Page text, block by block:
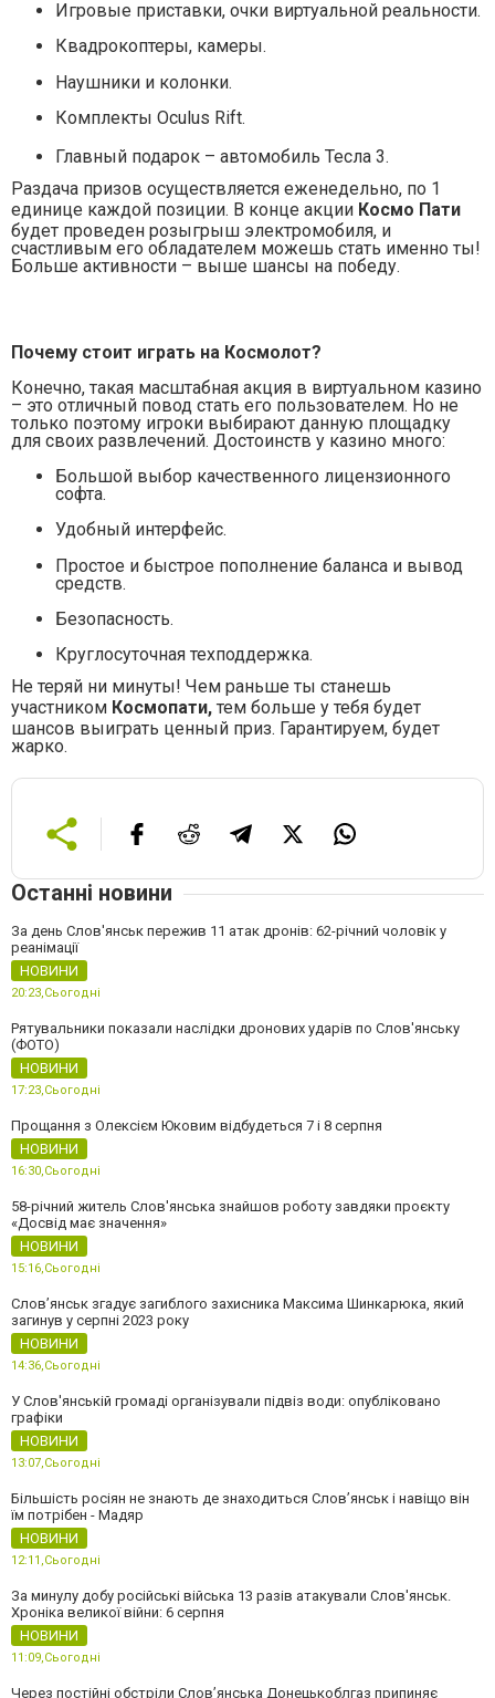
Игровые приставки, очки виртуальной реальности.
Квадрокоптеры, камеры.
Наушники и колонки.
Комплекты Oculus Rift.
Главный подарок – автомобиль Тесла 3.
Раздача призов осуществляется еженедельно, по 1
единице каждой позиции. В конце акции Космо Пати
будет проведен розыгрыш электромобиля, и
счастливым его обладателем можешь стать именно ты!
Больше активности – выше шансы на победу.
Почему стоит играть на Космолот?
Конечно, такая масштабная акция в виртуальном казино
– это отличный повод стать его пользователем. Но не
только поэтому игроки выбирают данную площадку
для своих развлечений. Достоинств у казино много:
Большой выбор качественного лицензионного
софта.
Удобный интерфейс.
Простое и быстрое пополнение баланса и вывод
средств.
Безопасность.
Круглосуточная техподдержка.
Не теряй ни минуты! Чем раньше ты станешь
участником Космопати, тем больше у тебя будет
шансов выиграть ценный приз. Гарантируем, будет
жарко.
Останні новини
За день Слов'янськ пережив 11 атак дронів: 62-річний чоловік у
реанімації
НОВИНИ
20:23,Сьогодні
Рятувальники показали наслідки дронових ударів по Слов'янську
(ФОТО)
НОВИНИ
17:23,Сьогодні
Прощання з Олексієм Юковим відбудеться 7 і 8 серпня
НОВИНИ
16:30,Сьогодні
58-річний житель Слов'янська знайшов роботу завдяки проєкту
«Досвід має значення»
НОВИНИ
15:16,Сьогодні
Слов’янськ згадує загиблого захисника Максима Шинкарюка, який
загинув у серпні 2023 року
НОВИНИ
14:36,Сьогодні
У Слов'янській громаді організували підвіз води: опубліковано
графіки
НОВИНИ
13:07,Сьогодні
Більшість росіян не знають де знаходиться Слов’янськ і навіщо він
їм потрібен - Мадяр
НОВИНИ
12:11,Сьогодні
За минулу добу російські війська 13 разів атакували Слов'янськ.
Хроніка великої війни: 6 серпня
НОВИНИ
11:09,Сьогодні
Через постійні обстріли Слов’янська Донецькоблгаз припиняє